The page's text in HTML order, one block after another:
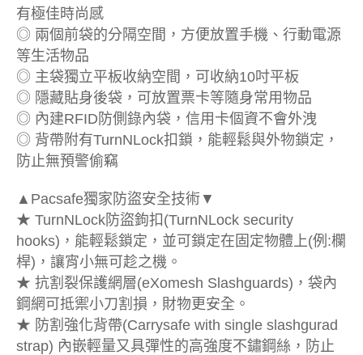
有極佳時尚感
◎ 兩個前袋的分隔空間，方便放置手機、行動電源
等生活物品
◎ 主袋獨立平板收納空間，可收納10吋平板
◎ 隱藏貼身後袋，可放置票卡等隨身常用物品
◎ 內建RFID防側錄內袋，信用卡個資不會外洩
◎ 背帶附有TurnNLock扣鎖，能輕鬆與外物鎖定，
防止無預警偷竊
▲Pacsafe獨家防盜安全技術▼
★ TurnNLock防盜鉤扣(TurnNLock security
hooks)，能輕鬆鎖定，並可鎖定在固定物體上(例:欄
桿)，讓宵小無可趁之機。
★ 抗割裂保護網層(eXomesh Slashguards)，袋內
鋼網可抵禦小刀割損，財物更安全。
★ 防割強化背帶(Carrysafe with single slashgurad
strap) 內嵌輕量又具彈性的高強度不鏽鋼絲，防止